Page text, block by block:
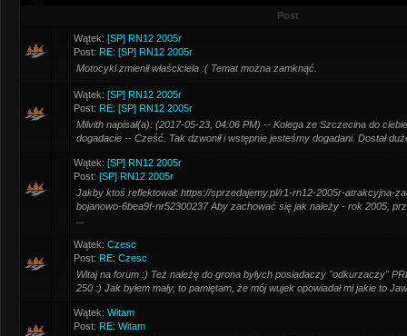
Post
Wątek: [SP] RN12 2005r
Post: RE: [SP] RN12 2005r
Motocykl zmienił właściciela :( Temat można zamknąć.
Wątek: [SP] RN12 2005r
Post: RE: [SP] RN12 2005r
Milvith napisał(a): (2017-05-23, 04:06 PM) -- Kolega ze Szczecina do
dogadacie -- Cześć. Tak dzwonił i wstępnie jesteśmy dogadani. Dostał
Wątek: [SP] RN12 2005r
Post: [SP] RN12 2005r
Jakby ktoś reflektował: https://sprzedajemy.pl/r1-rn12-2005r-atrakcyjna-
bojanowo-6bea9f-nr52300237 Aby zachować się jak należy - rok 2005,
Wątek: Czesc
Post: RE: Czesc
Witaj na forum :) Też należę do grona byłych posiadaczy "odkurzaczy"
250 :) Jak byłem mały, to pamiętam, że mój wujek opowiadał mi jakie to
Wątek: Witam
Post: RE: Witam